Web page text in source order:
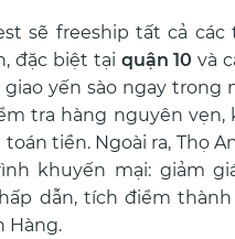
sẽ freeship tất cả
đặc biệt tại quận 10 và
giao yến sào ngay trong
tra hàng nguyên vẹn,
tiền. Ngoài ra, Thọ
khuyến mại: giảm
dẫn, tích điểm
Hàng.